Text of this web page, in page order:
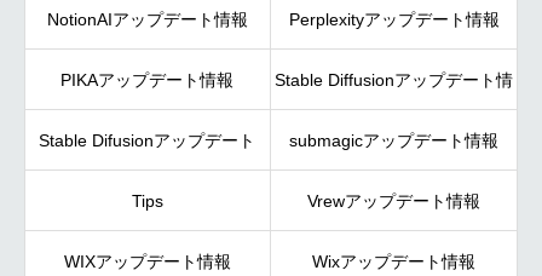
NotionAIアップデート情報 Perplexityアップデート情報
PIKAアップデート情報 Stable Diffusionアップデート情
報
Stable Difusionアップデート submagicアップデート情報
Tips Vrewアップデート情報
WIXアップデート情報 Wixアップデート情報